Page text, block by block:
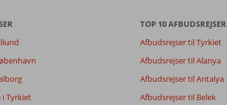
i Tyrkiet
TOP 10 AFBUDSREJSER
Afbudsrejser til Tyrkiet
Afbudsrejser til Alanya
Afbudsrejser til Antalya
Afbudsrejser til Belek